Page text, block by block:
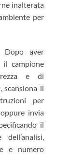
inalterata
per
Dopo aver
campione
e di
scansiona il
per
oppure invia
il
e numero